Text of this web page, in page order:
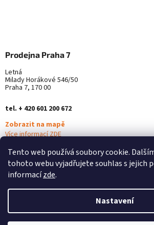
Tento web používá soubory cookie.
tohoto webu vyjadřujete souhlas s jejich
informacízde.
Nastavení
Prodejna Praha 7
Letná
Milady Horákové 546/50
Praha 7, 170 00
tel. + 420 601 200 672
Zobrazit na mapě
Více informací ZDE
Vytvořil Shoptet